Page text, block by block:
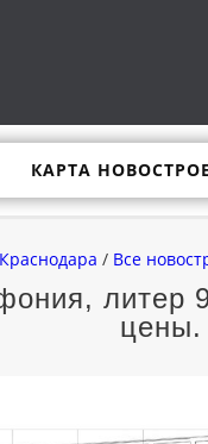
КАРТА
/ Все
литер 9
цены.